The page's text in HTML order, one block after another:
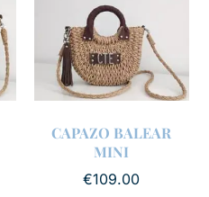
CAPAZO BALEAR
MINI
€109.00